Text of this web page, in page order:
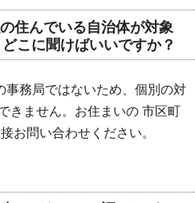
住んでいる自治体が対象
こに聞けばいいですか？
事務局ではないため、個別の対
きません。お住まいの 市区町
お問い合わせください。